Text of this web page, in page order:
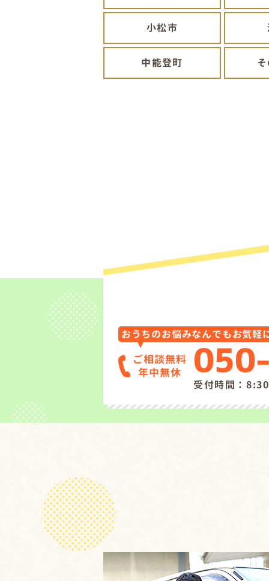
小松市
中能登町
おうちのお悩みなんでもお気軽
ご相談無料
年中無休
受付時間：